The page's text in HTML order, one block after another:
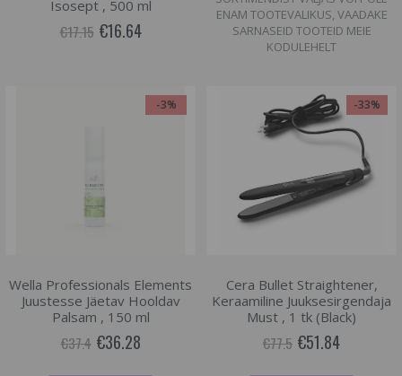
Isosept , 500 ml
€17.15 €16.64
ENAM TOOTEVALIKUS, VAADAKE
SARNASEID TOOTEID MEIE
KODULEHELT
-3%
Wella Professionals Elements
Juustesse Jäetav Hooldav
Palsam , 150 ml
€37.4 €36.28
-33%
Cera Bullet Straightener,
Keraamiline Juuksesirgendaja
Must , 1 tk (Black)
€77.5 €51.84